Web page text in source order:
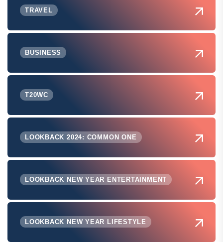
TRAVEL
BUSINESS
T20WC
LOOKBACK 2024: COMMON ONE
LOOKBACK NEW YEAR ENTERTAINMENT
LOOKBACK NEW YEAR LIFESTYLE